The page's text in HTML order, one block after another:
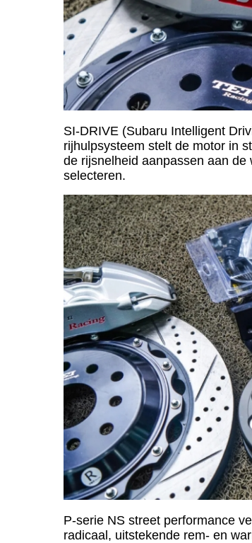
SI-DRIVE (Subaru Intelligent
rijhulpsysteem stelt de motor in
de rijsnelheid aanpassen aan
selecteren.
P-serie NS street performance
radicaal, uitstekende rem- en